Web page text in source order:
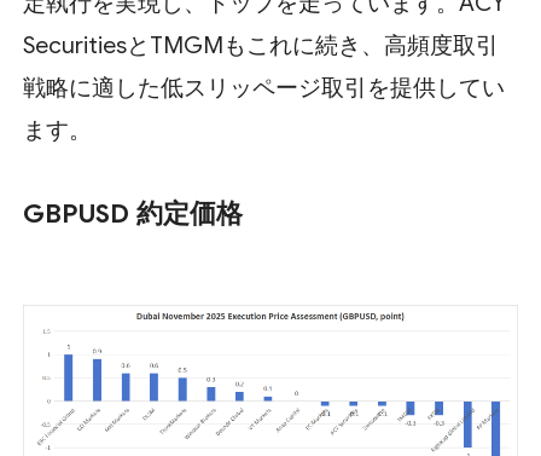
SecuritiesとTMGMもこれに続き、高頻度取引
戦略に適した低スリッページ取引を提供してい
ます。
GBPUSD 約定価格